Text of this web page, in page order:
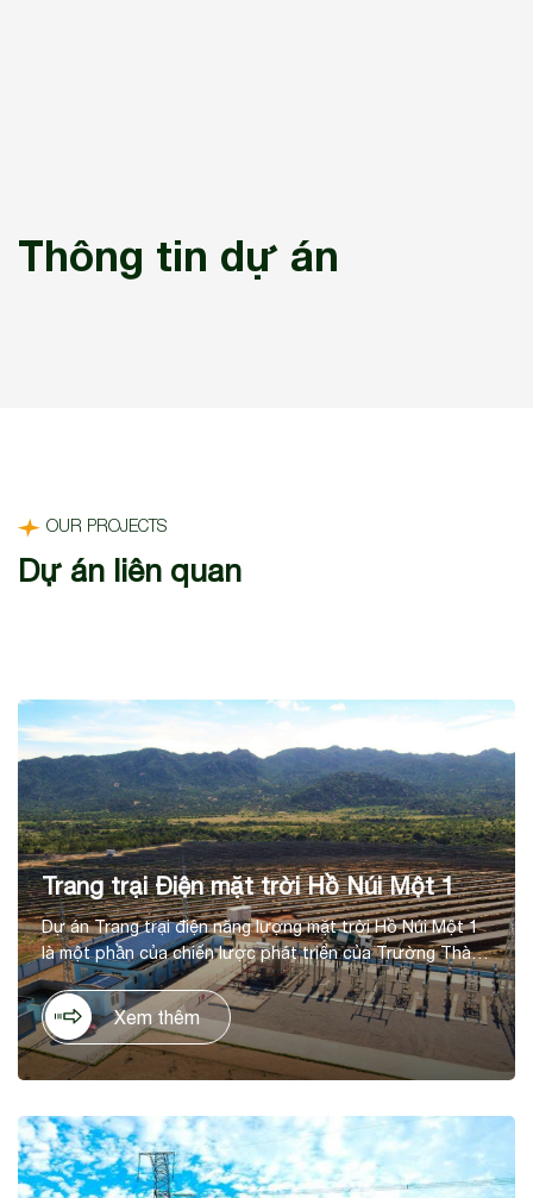
Thông tin dự án
OUR PROJECTS
Dự án liên quan
Trang trại Điện mặt trời Hồ Núi Một 1
Dự án Trang trại điện năng lượng mặt trời Hồ Núi Một 1
là một phần của chiến lược phát triển của Trường Thành
trong lĩnh vực năng lượng tái tạo, tại huyện Thuận Nam,
tỉnh Ninh Thuận. Dự án có tổng mức đầu tư là 1.036 tỷ
đồng, trên diện tích 60ha, với công suất thiết kế 50 MWp,
cho sản lượng điện dự kiến hằng năm 90 KWh/năm.
Xem thêm